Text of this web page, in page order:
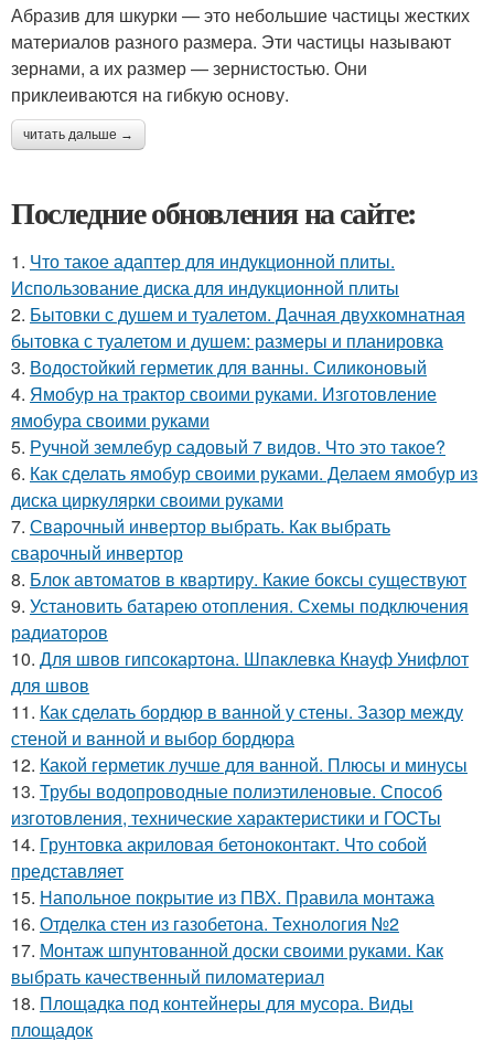
Абразив для шкурки — это небольшие частицы жестких
материалов разного размера. Эти частицы называют
зернами, а их размер — зернистостью. Они
приклеиваются на гибкую основу.
читать дальше →
Последние обновления на сайте:
1. Что такое адаптер для индукционной плиты.
Использование диска для индукционной плиты
2. Бытовки с душем и туалетом. Дачная двухкомнатная
бытовка с туалетом и душем: размеры и планировка
3. Водостойкий герметик для ванны. Силиконовый
4. Ямобур на трактор своими руками. Изготовление
ямобура своими руками
5. Ручной землебур садовый 7 видов. Что это такое?
6. Как сделать ямобур своими руками. Делаем ямобур из
диска циркулярки своими руками
7. Сварочный инвертор выбрать. Как выбрать
сварочный инвертор
8. Блок автоматов в квартиру. Какие боксы существуют
9. Установить батарею отопления. Схемы подключения
радиаторов
10. Для швов гипсокартона. Шпаклевка Кнауф Унифлот
для швов
11. Как сделать бордюр в ванной у стены. Зазор между
стеной и ванной и выбор бордюра
12. Какой герметик лучше для ванной. Плюсы и минусы
13. Трубы водопроводные полиэтиленовые. Способ
изготовления, технические характеристики и ГОСТы
14. Грунтовка акриловая бетоноконтакт. Что собой
представляет
15. Напольное покрытие из ПВХ. Правила монтажа
16. Отделка стен из газобетона. Технология №2
17. Монтаж шпунтованной доски своими руками. Как
выбрать качественный пиломатериал
18. Площадка под контейнеры для мусора. Виды
площадок